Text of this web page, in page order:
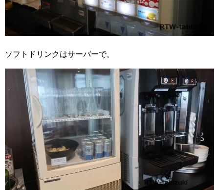
ソフトドリンクはサーバーで。